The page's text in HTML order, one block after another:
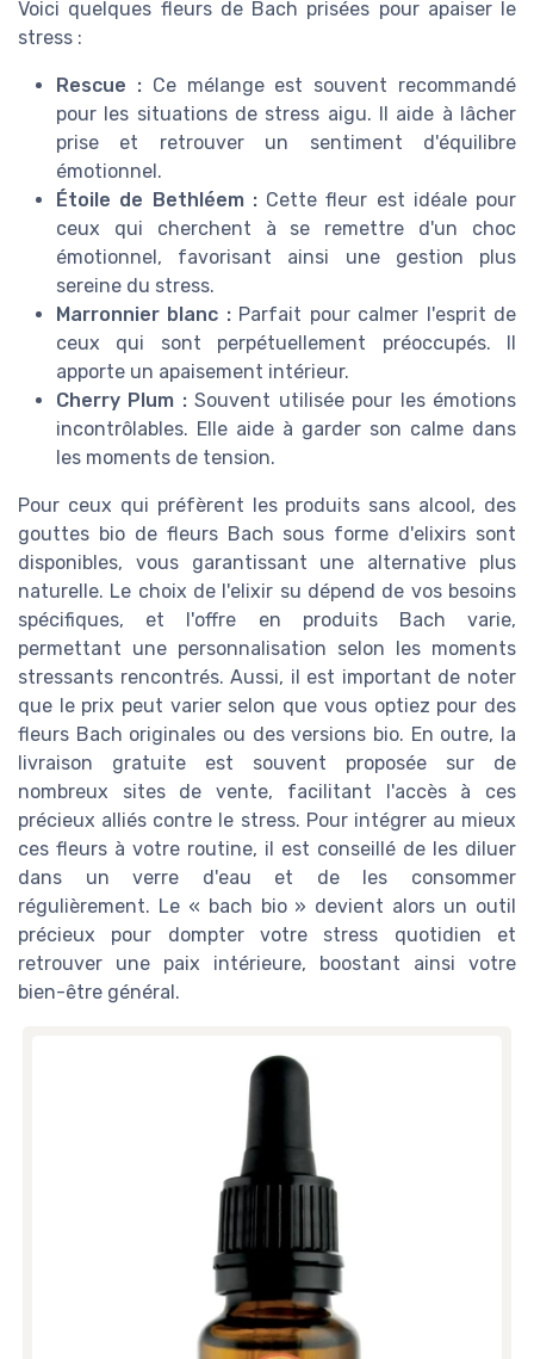
Voici quelques fleurs de Bach prisées pour apaiser le
stress :
Rescue :Ce mélange est souvent recommandé
pour les situations de stress aigu. Il aide à lâcher
prise et retrouver un sentiment d'équilibre
émotionnel.
Étoile de Bethléem :Cette fleur est idéale pour
ceux qui cherchent à se remettre d'un choc
émotionnel, favorisant ainsi une gestion plus
sereine du stress.
Marronnier blanc :Parfait pour calmer l'esprit de
ceux qui sont perpétuellement préoccupés. Il
apporte un apaisement intérieur.
Cherry Plum :Souvent utilisée pour les émotions
incontrôlables. Elle aide à garder son calme dans
les moments de tension.
Pour ceux qui préfèrent les produits sans alcool, des
gouttes bio de fleurs Bach sous forme d'elixirs sont
disponibles, vous garantissant une alternative plus
naturelle. Le choix de l'elixir su dépend de vos besoins
spécifiques, et l'offre en produits Bach varie,
permettant une personnalisation selon les moments
stressants rencontrés. Aussi, il est important de noter
que le prix peut varier selon que vous optiez pour des
fleurs Bach originales ou des versions bio. En outre, la
livraison gratuite est souvent proposée sur de
nombreux sites de vente, facilitant l'accès à ces
précieux alliés contre le stress. Pour intégrer au mieux
ces fleurs à votre routine, il est conseillé de les diluer
dans un verre d'eau et de les consommer
régulièrement. Le « bach bio » devient alors un outil
précieux pour dompter votre stress quotidien et
retrouver une paix intérieure, boostant ainsi votre
bien-être général.